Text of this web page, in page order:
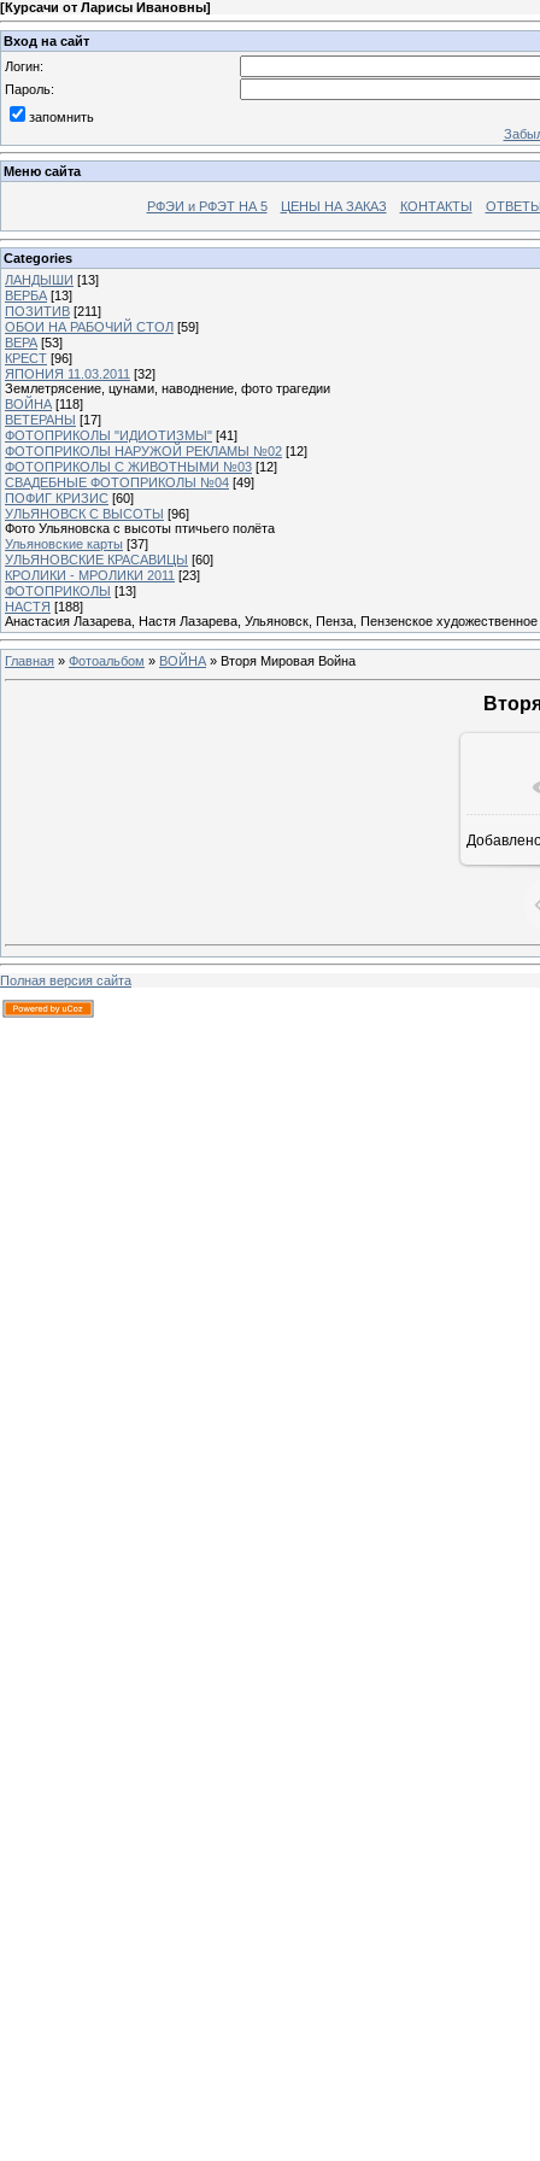
[Курсачи от Ларисы Ивановны]
Вход на сайт
Логин:
Пароль:
запомнить
Меню сайта
РФЭИ и РФЭТ НА 5 ЦЕНЫ НА ЗАКАЗ КОНТАКТЫ
Categories
ЛАНДЫШИ [13]
ВЕРБА [13]
ПОЗИТИВ [211]
ОБОИ НА РАБОЧИЙ СТОЛ [59]
ВЕРА [53]
КРЕСТ [96]
ЯПОНИЯ 11.03.2011 [32]
Землетрясение, цунами, наводнение, фото трагедии
ВОЙНА [118]
ВЕТЕРАНЫ [17]
ФОТОПРИКОЛЫ "ИДИОТИЗМЫ" [41]
ФОТОПРИКОЛЫ НАРУЖОЙ РЕКЛАМЫ №02 [12]
ФОТОПРИКОЛЫ С ЖИВОТНЫМИ №03 [12]
СВАДЕБНЫЕ ФОТОПРИКОЛЫ №04 [49]
ПОФИГ КРИЗИС [60]
УЛЬЯНОВСК С ВЫСОТЫ [96]
Фото Ульяновска с высоты птичьего полёта
Ульяновские карты [37]
УЛЬЯНОВСКИЕ КРАСАВИЦЫ [60]
КРОЛИКИ - МРОЛИКИ 2011 [23]
ФОТОПРИКОЛЫ [13]
НАСТЯ [188]
Анастасия Лазарева, Настя Лазарева, Ульяновск, Пенза, Пензенское
Главная » Фотоальбом » ВОЙНА » Вторя Мировая Война
В
Полная версия сайта